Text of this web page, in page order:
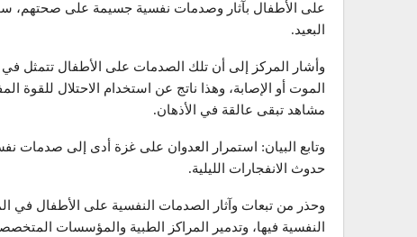
على الأطفال بآثار وصدمات نفسية جسيمة على صحتهم،
البعيد.
وأشار المركز إلى أن تلك الصدمات على الأطفال تتمثل
الموت أو الإصابة، وهذا ناتج عن استخدام الاحتلال للقوة
مشاهد تبقى عالقة في الأذهان.
وتابع البيان: استمرار العدوان على غزة أدى إلى صدمات
حدوث الانفجارات الليلية.
وحذر من تبعات وآثار الصدمات النفسية على الأطفال في
النفسية فيها، وتدمير المراكز الطبية والمؤسسات